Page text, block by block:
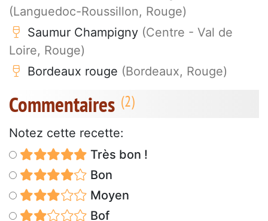
(Languedoc-Roussillon, Rouge)
Saumur Champigny (Centre - Val de
Loire, Rouge)
Bordeaux rouge (Bordeaux, Rouge)
Commentaires
Notez cette recette:
Très bon !
Bon
Moyen
Bof